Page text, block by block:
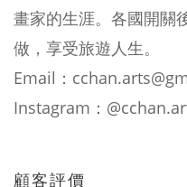
畫家的生涯。各國開關
做，享受旅遊人生。
Email：
Instagram：
顧客評價